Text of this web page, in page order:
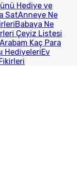
Hediye ve
SatAnneye Ne
Babaya Ne
Çeyiz Listesi
Arabam Kaç Para
HediyeleriEv